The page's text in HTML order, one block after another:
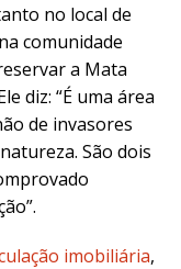
no local de
comunidade
a Mata
diz: “É uma área
de invasores
São dois
imobiliária,